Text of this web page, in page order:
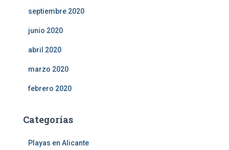
septiembre 2020
junio 2020
abril 2020
marzo 2020
febrero 2020
Categorías
Playas en Alicante